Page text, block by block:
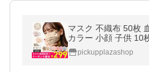
マスク 不織布 50枚
カラー 小顔 子供 10
元祖 おしゃれ
pickupplazashop